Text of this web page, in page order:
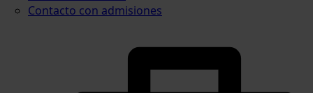
Contacto con admisiones